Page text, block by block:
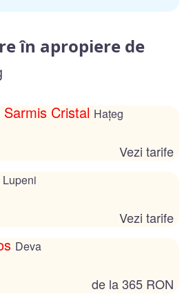
în apropiere de
Cristal Hațeg
Vezi tarife
Lupeni
Vezi tarife
Deva
de la 365 RON